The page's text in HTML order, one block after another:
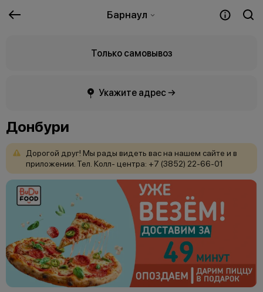
Барнаул
Только самовывоз
Укажите адрес →
Донбури
Дорогой друг! Мы рады видеть вас на нашем сайте и в
приложении. Тел. Колл- центра: +7 (3852) 22-66-01